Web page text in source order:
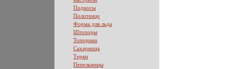
Подносы
Полотенце
Форма для льда
Штопоры
Топорики
Сахарница
Терки
Пепельницы